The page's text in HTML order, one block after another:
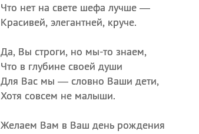
Что нет на свете шефа лучше —
Красивей, элегантней, круче.
Да, Вы строги, но мы-то знаем,
Что в глубине своей души
Для Вас мы — словно Ваши дети,
Хотя совсем не малыши.
Желаем Вам в Ваш день рождения